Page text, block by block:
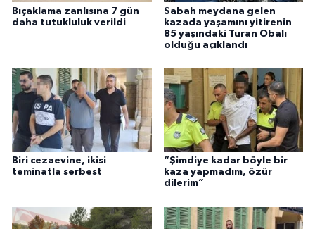
Bıçaklama zanlısına 7 gün
daha tutukluluk verildi
Sabah meydana gelen
kazada yaşamını yitirenin
85 yaşındaki Turan Obalı
olduğu açıklandı
Biri cezaevine, ikisi
teminatla serbest
“Şimdiye kadar böyle bir
kaza yapmadım, özür
dilerim”